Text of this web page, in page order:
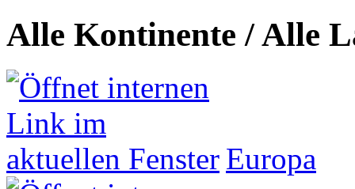
Alle Kontinente / Alle
Europa